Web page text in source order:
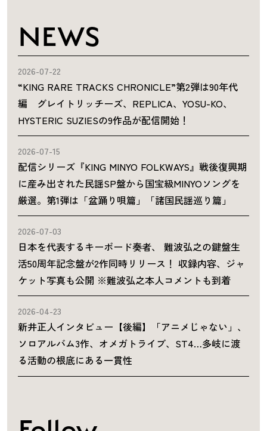
NEWS
2026-07-22
“KING RARE TRACKS CHRONICLE”第2弾は90年代
編 グレイトリッチーズ、REPLICA、YOSU-KO、
HYSTERIC SUZIESの9作品が配信開始！
2026-07-15
配信シリーズ『KING MINYO FOLKWAYS』戦後復興期
に産み出された民謡SP盤から国宝級MINYOソングを
厳選。第1弾は「盆踊り唄篇」「諸国民謡巡り篇」
2026-07-03
日本を代表するキーボード奏者、 難波弘之の鍵盤生
活50周年記念盤が2作同時リリース！ 収録内容、ジャ
ケット写真も公開 ※難波弘之本人コメントも到着
2026-04-23
新井正人インタビュー【後編】「アニメじゃない」、
ソロアルバム3作、オメガトライブ、ST4…多岐に渡
る活動の根底にある一貫性